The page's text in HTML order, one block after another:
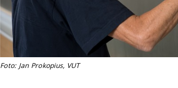
Foto: Jan Prokopius, VUT